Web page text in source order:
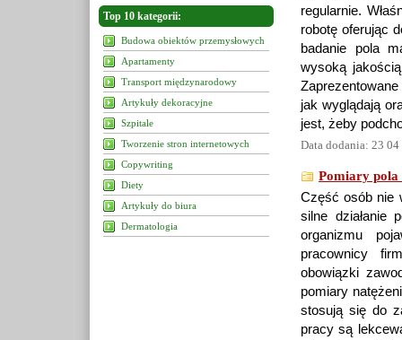
Top 10 kategorii:
Budowa obiektów przemysłowych
Apartamenty
Transport międzynarodowy
Artykuły dekoracyjne
Szpitale
Tworzenie stron internetowych
Copywriting
Diety
Artykuły do biura
Dermatologia
regularnie.
robotę oferując
badanie pola
wysoką
jak wyglądają
jest, żeby
Data dodania: 23
Pomiary pola
Część osób nie
silne działanie
organizmu
pracownicy
obowiązki
pomiary
stosują się do
pracy są